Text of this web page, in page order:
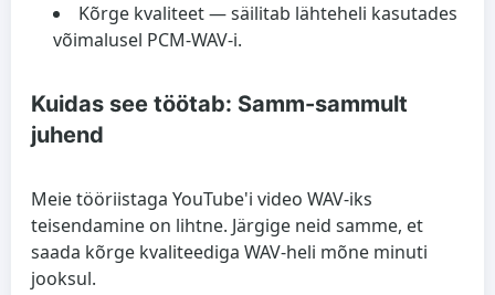
Kõrge kvaliteet— säilitab lähteheli kasutades
võimalusel PCM-WAV-i.
Kuidas see töötab: Samm-sammult
juhend
Meie tööriistaga YouTube'i video WAV-iks
teisendamine on lihtne. Järgige neid samme, et
saada kõrge kvaliteediga WAV-heli mõne minuti
jooksul.